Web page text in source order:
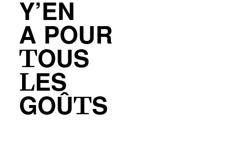
Y’EN
A POUR
TOUS
LES
GOÛTS